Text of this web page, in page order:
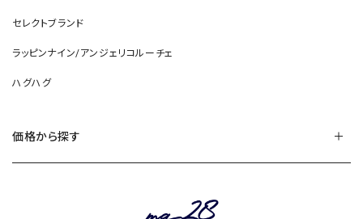
セレクトブランド
ラッピンナイン/アンジェリコルーチェ
ハグハグ
価格から探す